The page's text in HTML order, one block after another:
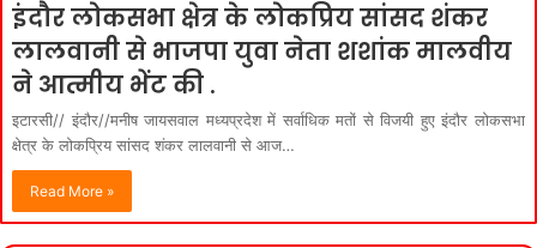
इंदौर लोकसभा क्षेत्र के लोकप्रिय सांसद शंकर
लालवानी से भाजपा युवा नेता शशांक मालवीय
ने आत्मीय भेंट की .
इटारसी// इंदौर//मनीष जायसवाल मध्यप्रदेश में सर्वाधिक मतों से विजयी हुए इंदौर लोकसभा
क्षेत्र के लोकप्रिय सांसद शंकर लालवानी से आज…
Read More »